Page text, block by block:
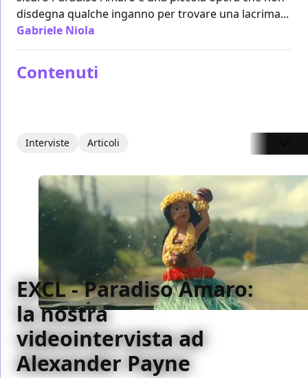
disdegna qualche inganno per trovare una lacrima...
Gabriele Niola
Contenuti
Interviste Articoli
EXCL - Paradiso Amaro:
la nostra
videointervista ad
Alexander Payne